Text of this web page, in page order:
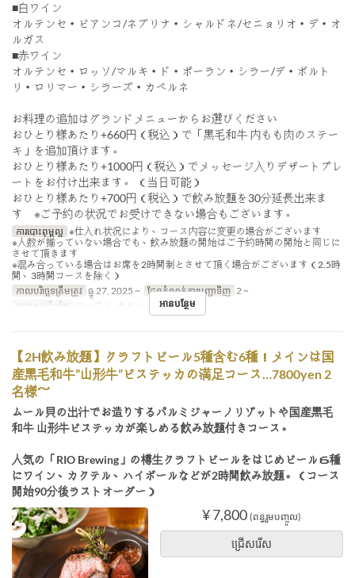
■白ワイン
オルテンセ・ビアンコ/ネブリナ・シャルドネ/セニョリオ・デ・オ
ルガス
■赤ワイン
オルテンセ・ロッソ/マルキ・ド・ポーラン・シラー/デ・ボルト
リ・ロリマー・シラーズ・カベルネ
お料理の追加はグランドメニューからお選びください
おひとり様あたり+660円（税込）で「黒毛和牛 内もも肉のステー
キ」を追加頂けます。
おひとり様あたり+1000円（税込）でメッセージ入りデザートプレ
ートをお付け出来ます。 （当日可能）
おひとり様あたり+700円（税込）で飲み放題を30分延長出来ま
す ※ご予約の状況でお受けできない場合もございます。
ការបោះពុម្ពល្អ ※仕入れ状況により、コース内容に変更の場合がございます
※人数が揃っていない場合でも、飲み放題の開始はご予約時間の開始と同じに
させて頂きます
※混み合っている場合はお席を2時間制とさせて頂く場合がございます（2.5時
間、3時間コースを除く）
កាលបរិច្ឆេទត្រឹមត្រូវ ធ្នូ 27, 2025 ~ ដែនកំណត់ការបញ្ជាទិញ 2 ~
ប្រភេទកន្រ្ត័តាំង
テーブル, カウンターអានបន្ថែម
【2H飲み放題】クラフトビール5種含む6種！メインは国
産黒毛和牛”山形牛”ビステッカの満足コース…7800yen 2
名様～
ムール貝の出汁でお造りするパルミジャーノリゾットや国産黒毛
和牛 山形牛ビステッカが楽しめる飲み放題付きコース。
人気の「RIO Brewing」の樽生クラフトビールをはじめビール６種
にワイン、カクテル、ハイボールなどが2時間飲み放題。（コース
開始90分後ラストオーダー）
¥ 7,800 (ពន្ធរួមបញ្ចូល)
ជ្រើសរើស